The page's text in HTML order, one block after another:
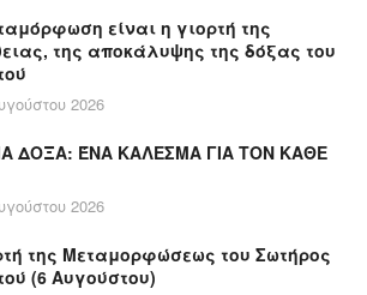
είναι η γιορτή της
της αποκάλυψης της δόξας του
2026
ΔΟΞΑ: ΈΝΑ ΚΑΛΕΣΜΑ ΓΙΑ ΤΟΝ ΚΑΘΕ
2026
της Μεταμορφώσεως του Σωτήρος
(6 Αυγούστου)